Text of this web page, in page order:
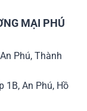
MẠI PHÚ
Phú, Thành
1B, An Phú, Hồ